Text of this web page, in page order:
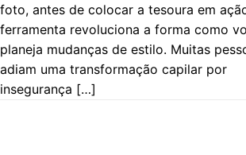
foto, antes de colocar a tesoura em
ferramenta revoluciona a forma como
planeja mudanças de estilo. Muitas
adiam uma transformação capilar por
insegurança […]